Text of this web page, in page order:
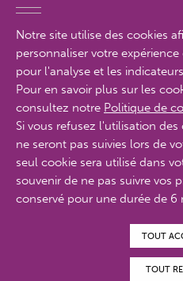
PLAN DU SITE EN DÉTAIL
© Proximit
MENTIONS LÉGALES
POLITIQUE DE
CONTACTS
Notre site utilise des cookies
personnaliser votre
pour l'analyse et les
Pour en savoir plus sur les
consultez notre Politique de
Si vous refusez l'utilisation
ne seront pas suivies lors de
seul cookie sera utilisé dans
souvenir de ne pas suivre vos
conservé pour une durée de 6
TOUT
TOUT